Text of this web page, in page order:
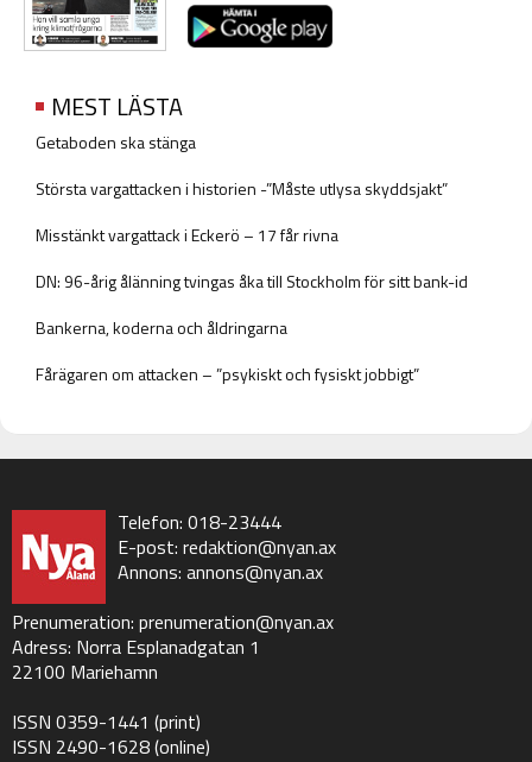
MEST LÄSTA
Getaboden ska stänga
Största vargattacken i historien -”Måste utlysa skyddsjakt”
Misstänkt vargattack i Eckerö – 17 får rivna
DN: 96-årig ålänning tvingas åka till Stockholm för sitt bank-id
Bankerna, koderna och åldringarna
Fårägaren om attacken – ”psykiskt och fysiskt jobbigt”
Telefon: 018-23444
E-post: redaktion@nyan.ax
Annons: annons@nyan.ax
Prenumeration: prenumeration@nyan.ax
Adress: Norra Esplanadgatan 1
22100 Mariehamn
ISSN 0359-1441 (print)
ISSN 2490-1628 (online)